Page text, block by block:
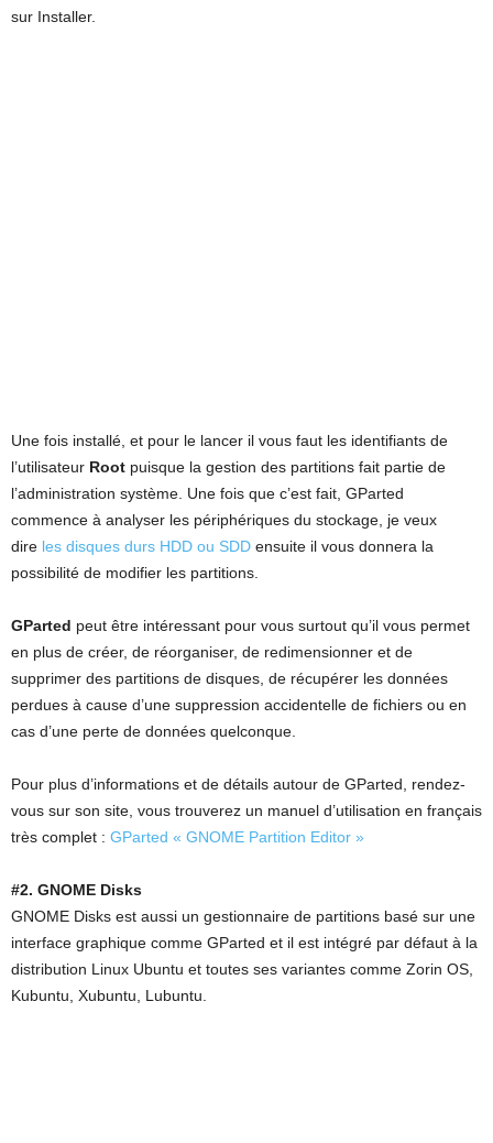
sur Installer.
Une fois installé, et pour le lancer il vous faut les identifiants de
l’utilisateur Root puisque la gestion des partitions fait partie de
l’administration système. Une fois que c’est fait, GParted
commence à analyser les périphériques du stockage, je veux
dire les disques durs HDD ou SDD ensuite il vous donnera la
possibilité de modifier les partitions.
GParted peut être intéressant pour vous surtout qu’il vous permet
en plus de créer, de réorganiser, de redimensionner et de
supprimer des partitions de disques, de récupérer les données
perdues à cause d’une suppression accidentelle de fichiers ou en
cas d’une perte de données quelconque.
Pour plus d’informations et de détails autour de GParted, rendez-
vous sur son site, vous trouverez un manuel d’utilisation en français
très complet : GParted « GNOME Partition Editor »
#2. GNOME Disks
GNOME Disks est aussi un gestionnaire de partitions basé sur une
interface graphique comme GParted et il est intégré par défaut à la
distribution Linux Ubuntu et toutes ses variantes comme Zorin OS,
Kubuntu, Xubuntu, Lubuntu.